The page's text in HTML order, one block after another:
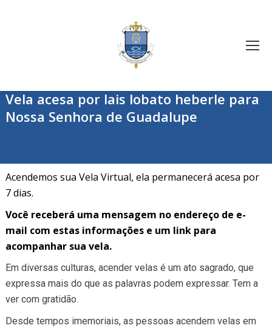
Vela acesa por lais lobato heberle para
Nossa Senhora de Guadalupe
Acendemos sua Vela Virtual, ela permanecerá acesa por
7 dias.
Você receberá uma mensagem no endereço de e-
mail com estas informações e um link para
acompanhar sua vela.
Em diversas culturas, acender velas é um ato sagrado, que
expressa mais do que as palavras podem expressar. Tem a
ver com gratidão.
Desde tempos imemoriais, as pessoas acendem velas em